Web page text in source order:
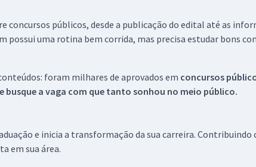
concursos públicos, desde a publicação do edital até as
possui uma rotina bem corrida, mas precisa estudar bons
foram milhares de aprovados em concursos
busque a vaga com que tanto sonhou no meio público.
e inicia a transformação da sua carreira.
em sua área.